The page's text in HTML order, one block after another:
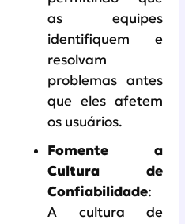
as equipes
identifiquem e
resolvam
problemas antes
que eles afetem
os usuários.
Fomente a
Cultura de
Confiabilidade:
A cultura de